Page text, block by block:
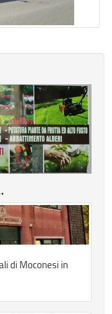
di Moconesi in